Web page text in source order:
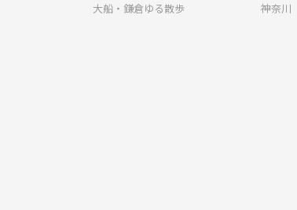
大船・鎌倉ゆる散歩
神奈川